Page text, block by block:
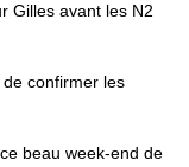
Gilles avant les N2
confirmer les
beau week-end de